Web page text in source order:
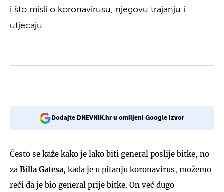
i što misli o koronavirusu, njegovu trajanju i
utjecaju.
Dodajte DNEVNIK.hr u omiljeni Google izvor
Često se kaže kako je lako biti general poslije bitke, no
za Billa Gatesa, kada je u pitanju koronavirus, možemo
reći da je bio general prije bitke. On već dugo